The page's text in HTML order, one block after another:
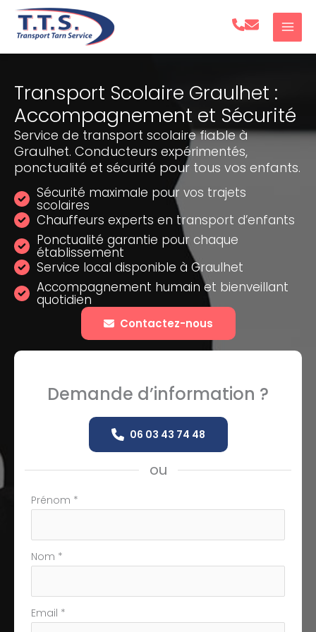
Aller
Transport Scolaire Graulhet :
Accompagnement et Sécurité
Service de transport scolaire fiable à
Graulhet. Conducteurs expérimentés,
ponctualité et sécurité pour tous vos enfants.
Sécurité maximale pour vos trajets
scolaires
Chauffeurs experts en transport d’enfants
Ponctualité garantie pour chaque
établissement
Service local disponible à Graulhet
Accompagnement humain et bienveillant
quotidien
Contactez-nous
Demande d’information ?
06 03 43 74 48
ou
Formulaire
téléphone
Prénom *
Nom *
Email *